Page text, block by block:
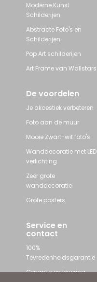
Moderne Kunst
Schilderijen
Abstracte Foto's en
Schilderijen
Pop Art schilderijen
Art Frame van Wallstars
De voordelen
Je akoestiek verbeteren
Foto aan de muur
Mooie Zwart-wit foto's
Wanddecoratie met LED
verlichting
Zeer grote
wanddecoratie
Grote posters
Service en
contact
100%
Tevredenheidsgarantie
Garantie en levering